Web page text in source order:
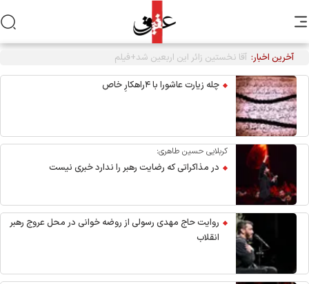
آخرین اخبار:
چله زیارت عاشورا با ۴راهکارِ خاص
کربلایی حسین طاهری:
در مذاکراتی که رضایت رهبر را ندارد خبری نیست
روایت حاج مهدی رسولی از روضه خوانی در محل عروج رهبر
انقلاب